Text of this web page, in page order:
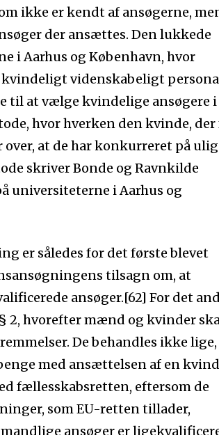
ikke er kendt af ansøgerne,
der ansættes. Den lukkede
i Aarhus og København, hvor
videnskabeligt
til at vælge kvindelige ansøgere i
hvor hverken den kvinde, der
at de har konkurreret på
skriver Bonde og Ravnkilde
universiteterne i Aarhus og
er således for det første blevet
tilsagn om, at
ansøger.[62] For det
2, hvorefter mænd og kvinder
De behandles ikke
med ansættelsen af en
fællesskabsretten, eftersom de
som EU-retten tillader,
ansøger er